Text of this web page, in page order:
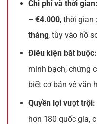
Chi phí và thời gian:
– €4.000, thời gian
tháng, tùy vào hồ
Điều kiện bắt buộc:
minh bạch, chứng
biết cơ bản về văn
Quyền lợi vượt trội:
hơn 180 quốc gia,